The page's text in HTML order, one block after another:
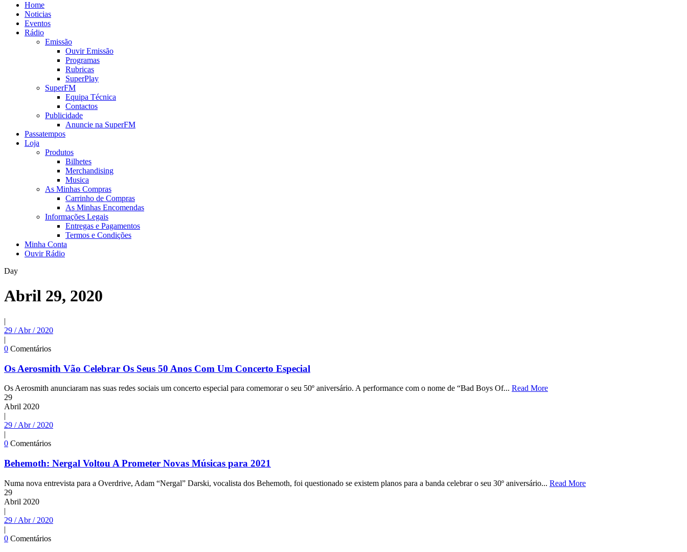
Home
Noticias
Eventos
Rádio
Emissão
Ouvir Emissão
Programas
Rubricas
SuperPlay
SuperFM
Equipa Técnica
Contactos
Publicidade
Anuncie na SuperFM
Passatempos
Loja
Produtos
Bilhetes
Merchandising
Musica
As Minhas Compras
Carrinho de Compras
As Minhas Encomendas
Informações Legais
Entregas e Pagamentos
Termos e Condições
Minha Conta
Ouvir Rádio
Day
Abril 29, 2020
|
29 / Abr / 2020
|
0 Comentários
Os Aerosmith Vão Celebrar Os Seus 50 Anos Com Um Concerto Especial
Os Aerosmith anunciaram nas suas redes sociais um concerto especial para comemorar o seu 50º aniversário. A performance com o nome de “Bad Boys Of... Read More
29
Abril 2020
|
29 / Abr / 2020
|
0 Comentários
Behemoth: Nergal Voltou A Prometer Novas Músicas para 2021
Numa nova entrevista para a Overdrive, Adam “Nergal” Darski, vocalista dos Behemoth, foi questionado se existem planos para a banda celebrar o seu 30º aniversário... Read More
29
Abril 2020
|
29 / Abr / 2020
|
0 Comentários